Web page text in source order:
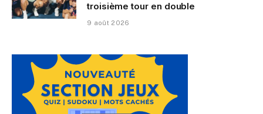
troisième tour en double
9 août 2026